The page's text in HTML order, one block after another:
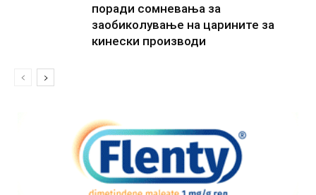
поради сомневања за
заобиколување на царините за
кинески производи